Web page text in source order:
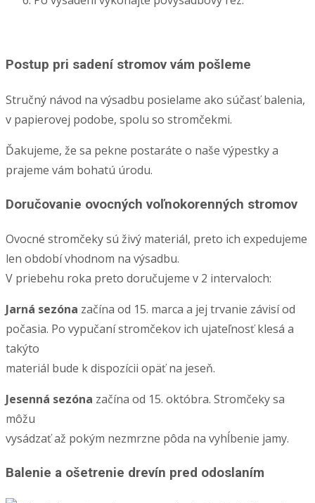
Postup pri sadení stromov vám pošleme
Stručný návod na výsadbu posielame ako súčasť balenia,
v papierovej podobe, spolu so stromčekmi.
Ďakujeme, že sa pekne postaráte o naše výpestky a
prajeme vám bohatú úrodu.
Doručovanie ovocných voľnokorenných stromov
Ovocné stromčeky sú živý materiál, preto ich expedujeme
len období vhodnom na výsadbu.
V priebehu roka preto doručujeme v 2 intervaloch:
Jarná sezóna začína od 15. marca a jej trvanie závisí od
počasia. Po vypučaní stromčekov ich ujateľnosť klesá a
takýto
materiál bude k dispozícii opäť na jeseň.
Jesenná sezóna začína od 15. októbra. Stromčeky sa
môžu
vysádzať až pokým nezmrzne pôda na vyhĺbenie jamy.
Balenie a ošetrenie drevín pred odoslaním